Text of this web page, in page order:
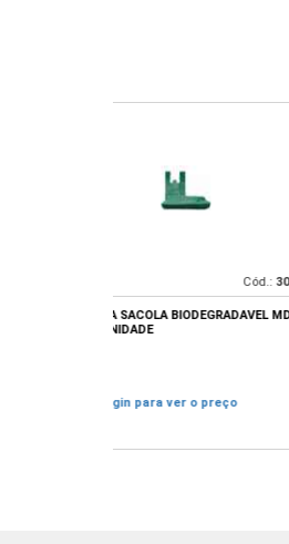
FITA CREPE 48X50
3M/ADERE/QUARTZOLIT
Fazer login para ver o